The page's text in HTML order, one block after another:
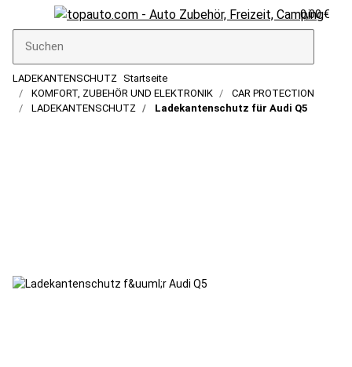
0,00 €
LADEKANTENSCHUTZ Startseite
KOMFORT, ZUBEHÖR UND ELEKTRONIK
CAR PROTECTION
LADEKANTENSCHUTZ
Ladekantenschutz für Audi Q5